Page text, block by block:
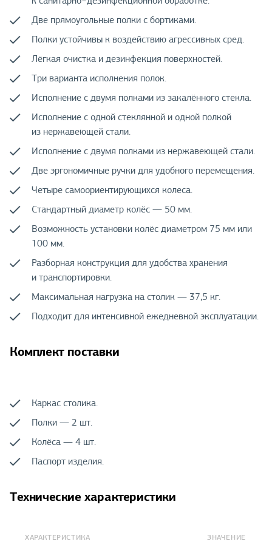
Две прямоугольные полки с бортиками.
Полки устойчивы к воздействию агрессивных сред.
Лёгкая очистка и дезинфекция поверхностей.
Три варианта исполнения полок.
Исполнение с двумя полками из закалённого стекла.
Исполнение с одной стеклянной и одной полкой
из нержавеющей стали.
Исполнение с двумя полками из нержавеющей стали.
Две эргономичные ручки для удобного перемещения.
Четыре самоориентирующихся колеса.
Стандартный диаметр колёс — 50 мм.
Возможность установки колёс диаметром 75 мм или
100 мм.
Разборная конструкция для удобства хранения
и транспортировки.
Максимальная нагрузка на столик — 37,5 кг.
Подходит для интенсивной ежедневной эксплуатации.
Комплект поставки
Каркас столика.
Полки — 2 шт.
Колёса — 4 шт.
Паспорт изделия.
Технические характеристики
ХАРАКТЕРИСТИКА ЗНАЧЕНИЕ